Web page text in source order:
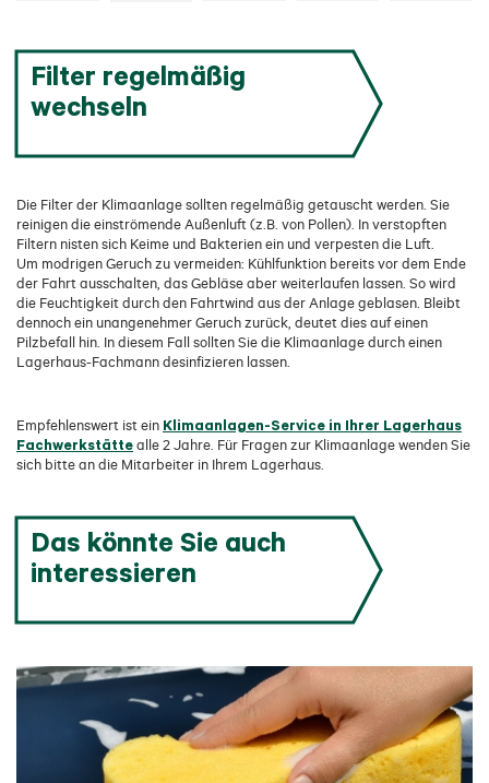
Filter regelmäßig
wechseln
Die Filter der Klimaanlage sollten regelmäßig getauscht werden. Sie
reinigen die einströmende Außenluft (z.B. von Pollen). In verstopften
Filtern nisten sich Keime und Bakterien ein und verpesten die Luft.
Um modrigen Geruch zu vermeiden: Kühlfunktion bereits vor dem Ende
der Fahrt ausschalten, das Gebläse aber weiterlaufen lassen. So wird
die Feuchtigkeit durch den Fahrtwind aus der Anlage geblasen. Bleibt
dennoch ein unangenehmer Geruch zurück, deutet dies auf einen
Pilzbefall hin. In diesem Fall sollten Sie die Klimaanlage durch einen
Lagerhaus-Fachmann desinfizieren lassen.
Empfehlenswert ist ein Klimaanlagen-Service in Ihrer Lagerhaus
Fachwerkstättealle 2 Jahre. Für Fragen zur Klimaanlage wenden Sie
sich bitte an die Mitarbeiter in Ihrem Lagerhaus.
Das könnte Sie auch
interessieren